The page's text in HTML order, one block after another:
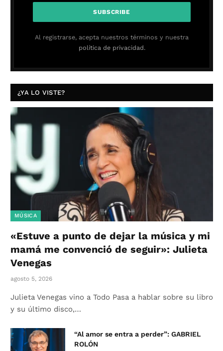
Al registrarse, acepta nuestros términos y nuestra
política de privacidad.
¿YA LO VISTE?
MÚSICA
«Estuve a punto de dejar la música y mi
mamá me convenció de seguir»: Julieta
Venegas
agosto 5, 2026
Julieta Venegas vino a Todo Pasa a hablar sobre su libro
y su último disco,…
“Al amor se entra a perder”: GABRIEL
ROLÓN